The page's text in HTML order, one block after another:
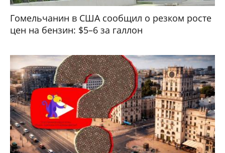
Гомельчанин в США сообщил о резком росте
цен на бензин: $5–6 за галлон